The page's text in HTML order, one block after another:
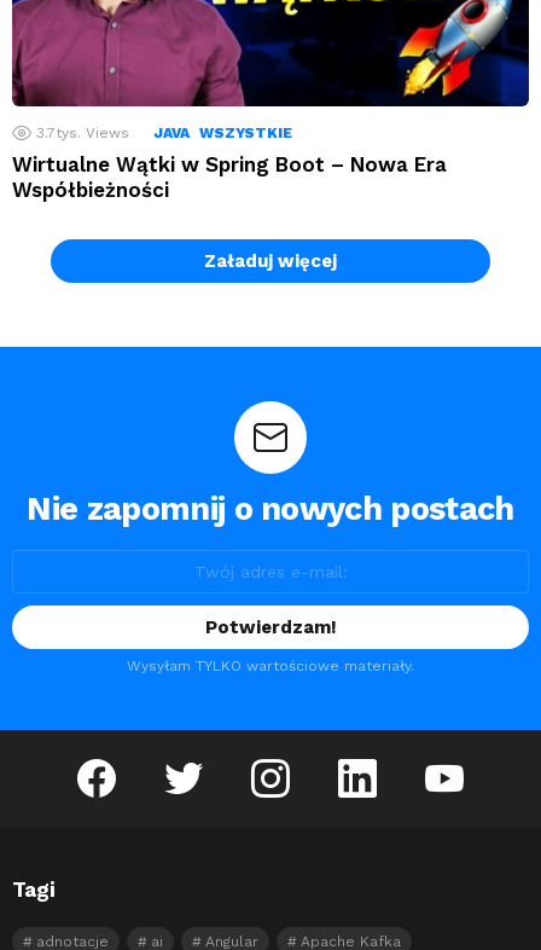
3.7tys. Views JAVA WSZYSTKIE
Wirtualne Wątki w Spring Boot – Nowa Era
Współbieżności
Załaduj więcej
Nie zapomnij o nowych postach
Wysyłam TYLKO wartościowe materiały.
facebook twitter instagram linkedin
Tagi
adnotacje ai Angular Apache Kafka